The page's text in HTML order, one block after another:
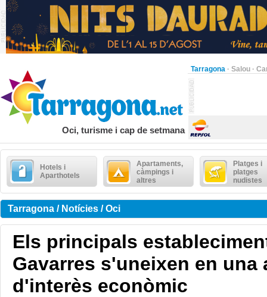
Tarragona · Salou ·
Oci, turisme i cap de setmana
Hotels i
Aparthotels
Apartaments,
càmpings i
altres
Platges i
platges
nudistes
Tarragona / Notícies / Oci
Els principals
Gavarres s'uneixen en una
d'interès econòmic